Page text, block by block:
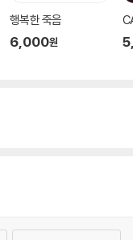
행복한 죽음
6,000원